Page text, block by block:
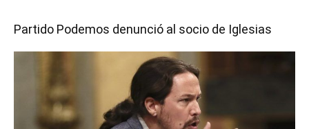
Partido Podemos denunció al socio de Iglesias